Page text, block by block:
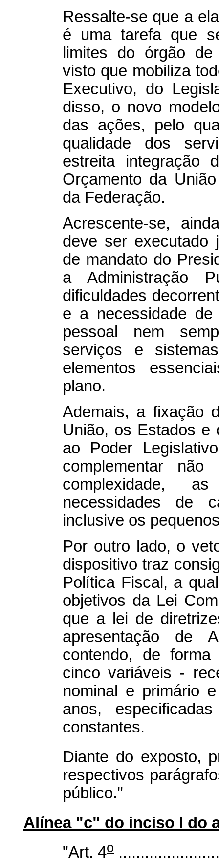
Ressalte-se que a
é uma tarefa que
limites do órgão
visto que mobiliza
Executivo, do
disso, o novo
das ações, pelo
qualidade dos
estreita integração
Orçamento da
da Federação.
Acrescente-se,
deve ser executado
de mandato do
a Administração
dificuldades
e a necessidade
pessoal nem
serviços e
elementos
plano.
Ademais, a fixação
União, os Estados e
ao Poder
complementar
complexidade,
necessidades de
inclusive os
Por outro lado, o
dispositivo traz
Política Fiscal, a
objetivos da Lei
que a lei de
apresentação de
contendo, de
cinco variáveis -
nominal e primário
anos,
constantes.
Diante do exposto,
respectivos
público."
Alínea "c" do inciso I do
"Art. 4o